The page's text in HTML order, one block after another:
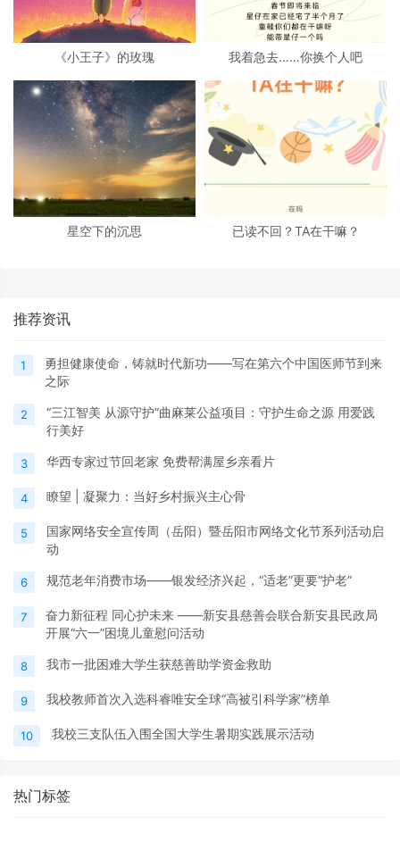
《小王子》的玫瑰 我着急去……你换个人吧
星空下的沉思 已读不回？TA在干嘛？
推荐资讯
1
勇担健康使命，铸就时代新功——写在第六个中国医师节到来
之际
2
“三江智美 从源守护”曲麻莱公益项目：守护生命之源 用爱践
行美好
3 华西专家过节回老家 免费帮满屋乡亲看片
4 瞭望 | 凝聚力：当好乡村振兴主心骨
5
国家网络安全宣传周（岳阳）暨岳阳市网络文化节系列活动启
动
6 规范老年消费市场——银发经济兴起，“适老”更要“护老”
7
奋力新征程 同心护未来 ——新安县慈善会联合新安县民政局
开展“六一”困境儿童慰问活动
8 我市一批困难大学生获慈善助学资金救助
9 我校教师首次入选科睿唯安全球“高被引科学家”榜单
10 我校三支队伍入围全国大学生暑期实践展示活动
热门标签